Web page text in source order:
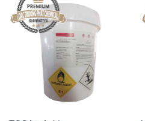
TCCA – Acid
Trichloroisocyanuric Dạng Bột
Thùng 20kg Trung Quốc